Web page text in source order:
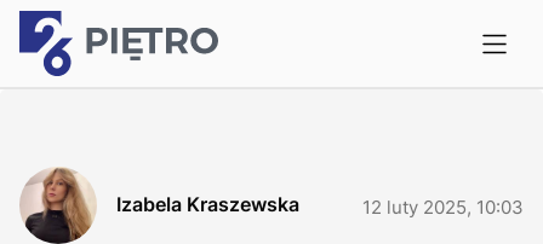
Izabela Kraszewska 12 luty 2025, 10:03